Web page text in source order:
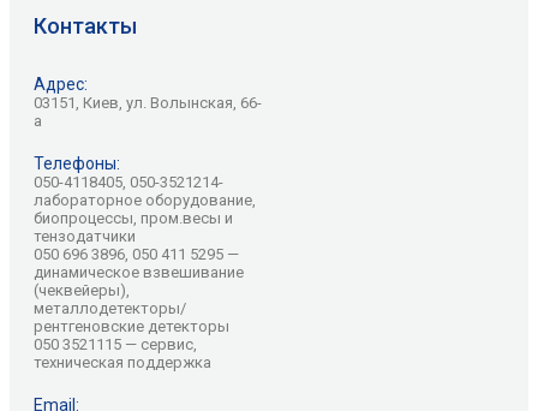
Контакты
Адрес:
03151, Киев, ул. Волынская, 66-
а
Телефоны:
050-4118405, 050-3521214-
лабораторное оборудование,
биопроцессы, пром.весы и
тензодатчики
050 696 3896, 050 411 5295 —
динамическое взвешивание
(чеквейеры),
металлодетекторы/
рентгеновские детекторы
050 3521115 — сервис,
техническая поддержка
Email: